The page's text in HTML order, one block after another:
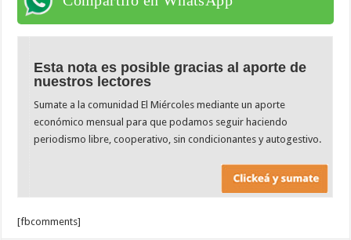
Esta nota es posible gracias al aporte de
nuestros lectores
Sumate a la comunidad El Miércoles mediante un aporte
económico mensual para que podamos seguir haciendo
periodismo libre, cooperativo, sin condicionantes y autogestivo.
[fbcomments]